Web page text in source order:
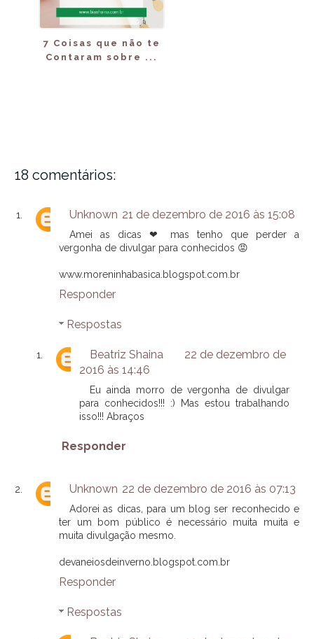
7 Coisas que não te
Contaram sobre ...
18 comentários:
Unknown 21 de dezembro de 2016 às 15:08
Amei as dicas ❤ mas tenho que perder a
vergonha de divulgar para conhecidos 😡
www.moreninhabasica.blogspot.com.br
Responder
Respostas
Beatriz Shaina
22 de dezembro de
2016 às 14:46
Eu ainda morro de vergonha de divulgar
para conhecidos!!! :) Mas estou trabalhando
isso!!! Abraços
Responder
Unknown 22 de dezembro de 2016 às 07:13
Adorei as dicas, para um blog ser reconhecido e
ter um bom público é necessário muita muita e
muita divulgação mesmo.
devaneiosdeinverno.blogspot.com.br
Responder
Respostas